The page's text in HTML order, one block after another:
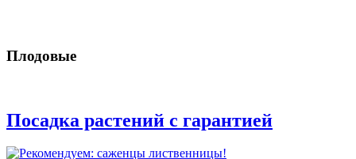
Плодовые
Посадка растений с гарантией